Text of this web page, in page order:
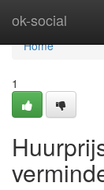
ok-social
Home
Home
1